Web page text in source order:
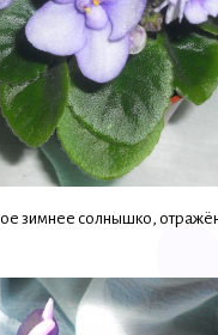
зимнее солнышко,